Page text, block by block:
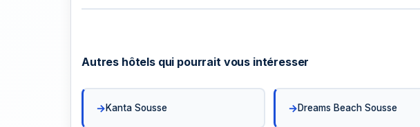
Autres hôtels qui pourrait vous intéresser
Kanta Sousse Dreams Beach Sousse